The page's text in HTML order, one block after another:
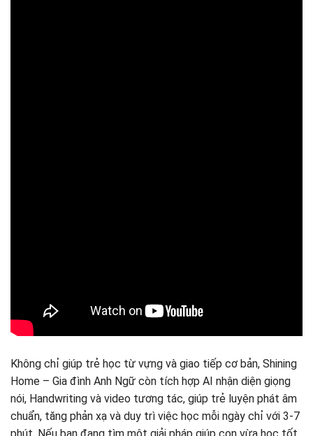
Không chỉ giúp trẻ học từ vựng và giao tiếp cơ bản, Shining
Home – Gia đình Anh Ngữ còn tích hợp AI nhận diện giọng
nói, Handwriting và video tương tác, giúp trẻ luyện phát âm
chuẩn, tăng phản xạ và duy trì việc học mỗi ngày chỉ với 3-7